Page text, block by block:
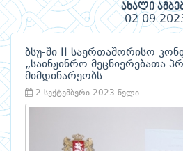
ახალი
ბსუ-ში II საერთაშორისო
„საინჟინრო მეცნიერებათა
მიმდინარეობს
2 სექტემბერი 2023 წელი